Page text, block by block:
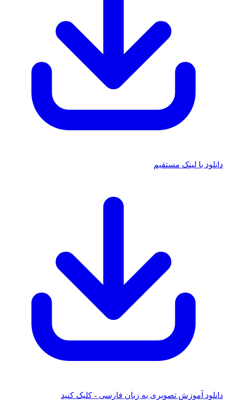
دانلود با لینک مستقیم
دانلود آموزش تصویری به زبان فارسی - کلیک کنید